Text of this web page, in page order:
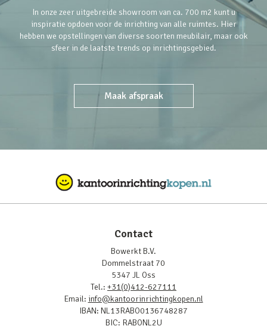
In onze zeer uitgebreide showroom van ca. 700 m2 kunt u
inspiratie opdoen voor de inrichting van alle ruimtes. Hier
hebben we opstellingen van diverse soorten meubilair, maar ook
sfeer in de laatste trends op inrichtingsgebied.
Maak afspraak
Contact
Bowerkt B.V.
Dommelstraat 70
5347 JL Oss
Tel.: +31(0)412-627111
Email: info@kantoorinrichtingkopen.nl
IBAN: NL13RABO0136748287
BIC: RABONL2U